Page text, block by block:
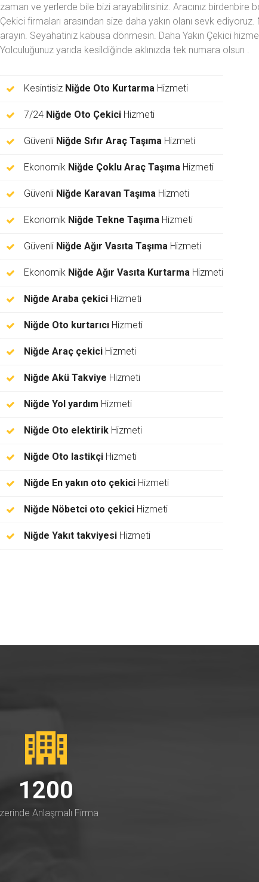
zaman ve yerlerde bile bizi arayabilirsiniz. Aracınız birdenbire
Çekici firmaları arasından size daha yakın olanı sevk
arayın. Seyahatiniz kabusa dönmesin. Daha Yakın Çekici
Yolculuğunuz yarıda kesildiğinde aklınızda tek numara olsun .
Kesintisiz Niğde Oto Kurtarma Hizmeti
7/24 Niğde Oto Çekici Hizmeti
Güvenli Niğde Sıfır Araç Taşıma Hizmeti
Ekonomik Niğde Çoklu Araç Taşıma Hizmeti
Güvenli Niğde Karavan Taşıma Hizmeti
Ekonomik Niğde Tekne Taşıma Hizmeti
Güvenli Niğde Ağır Vasıta Taşıma Hizmeti
Ekonomik Niğde Ağır Vasıta Kurtarma Hizmeti
Niğde Araba çekici Hizmeti
Niğde Oto kurtarıcı Hizmeti
Niğde Araç çekici Hizmeti
Niğde Akü Takviye Hizmeti
Niğde Yol yardım Hizmeti
Niğde Oto elektirik Hizmeti
Niğde Oto lastikçi Hizmeti
Niğde En yakın oto çekici Hizmeti
Niğde Nöbetci oto çekici Hizmeti
Niğde Yakıt takviyesi Hizmeti
1200
Anlaşmalı Firma